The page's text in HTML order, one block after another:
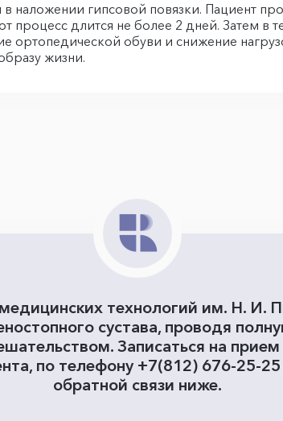
наложении гипсовой повязки. Пациент
процесс длится не более 2 дней. Затем в
обуви и снижение
жизни.
технологий им. Н. И.
сустава, проводя
Записаться на
по телефону +7(812) 676-25-
обратной связи ниже.